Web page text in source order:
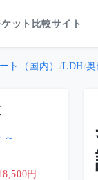
ット比較サイト
ト（国内） /LDH/奥
～
円